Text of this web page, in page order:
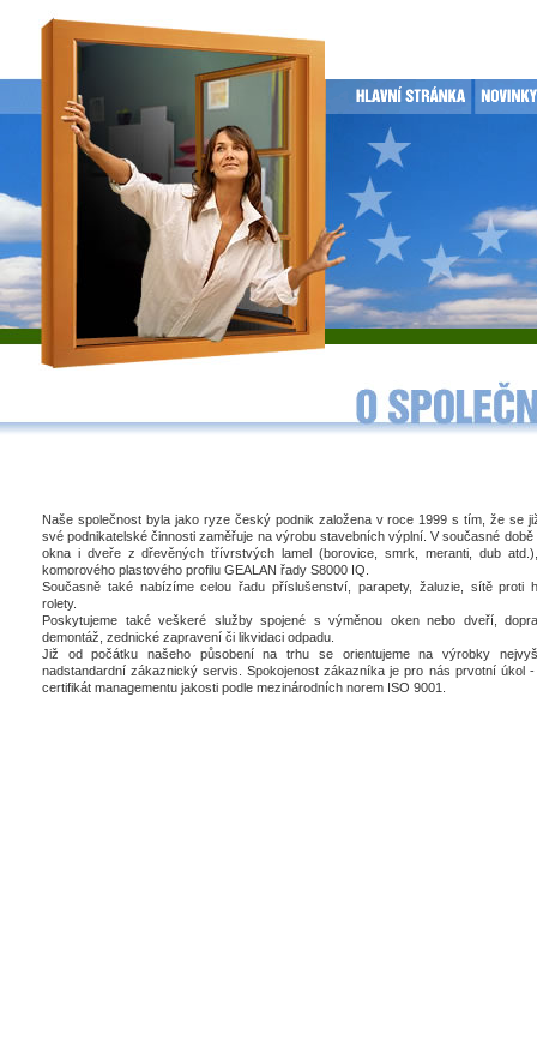
Naše společnost byla jako ryze český podnik založena v roce 1999 s tím, že se
své podnikatelské činnosti zaměřuje na výrobu stavebních výplní. V současné
okna i dveře z dřevěných třívrstvých lamel (borovice, smrk, meranti, dub
komorového plastového profilu GEALAN řady S8000 IQ.
Současně také nabízíme celou řadu příslušenství, parapety, žaluzie, sítě proti
rolety.
Poskytujeme také veškeré služby spojené s výměnou oken nebo dveří,
demontáž, zednické zapravení či likvidaci odpadu.
Již od počátku našeho působení na trhu se orientujeme na výrobky
nadstandardní zákaznický servis. Spokojenost zákazníka je pro nás prvotní úkol
certifikát managementu jakosti podle mezinárodních norem ISO 9001.